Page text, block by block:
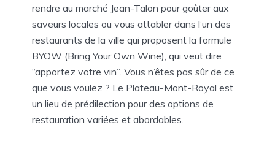
rendre au marché Jean-Talon pour goûter aux
saveurs locales ou vous attabler dans l’un des
restaurants de la ville qui proposent la formule
BYOW (Bring Your Own Wine), qui veut dire
“apportez votre vin”. Vous n’êtes pas sûr de ce
que vous voulez ? Le Plateau-Mont-Royal est
un lieu de prédilection pour des options de
restauration variées et abordables.